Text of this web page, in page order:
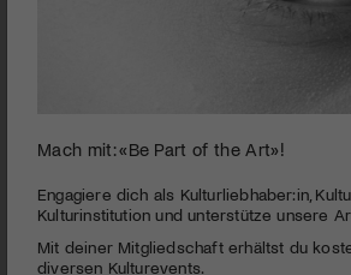
seconds
minute,
30
Wet Sand | (edition française)
L'amour gay et lesbien dans une Géorgie
Mach mit: «Be Part of the Art»!
Engagiere dich als Kulturliebhaber:in,
Kulturinstitution und unterstütze unsere
Mit deiner Mitgliedschaft erhältst du
diversen Kulturevents.